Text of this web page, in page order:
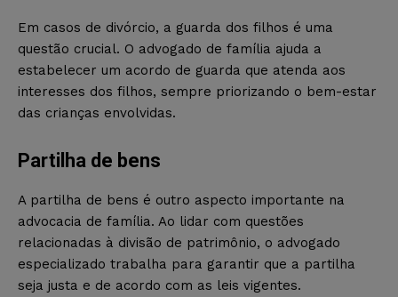
Em casos de divórcio, a guarda dos filhos é uma
questão crucial. O advogado de família ajuda a
estabelecer um acordo de guarda que atenda aos
interesses dos filhos, sempre priorizando o bem-estar
das crianças envolvidas.
Partilha de bens
A partilha de bens é outro aspecto importante na
advocacia de família. Ao lidar com questões
relacionadas à divisão de patrimônio, o advogado
especializado trabalha para garantir que a partilha
seja justa e de acordo com as leis vigentes.